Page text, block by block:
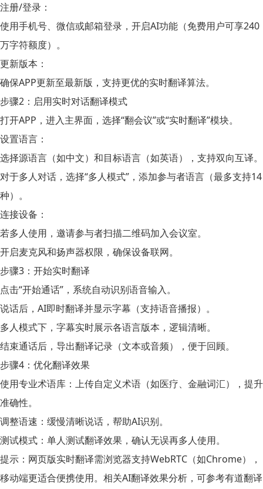
注册/登录：
使用手机号、微信或邮箱登录，开启AI功能（免费用户可享240
万字符额度）。
更新版本：
确保APP更新至最新版，支持更优的实时翻译算法。
步骤2：启用实时对话翻译模式
打开APP，进入主界面，选择“翻会议”或“实时翻译”模块。
设置语言：
选择源语言（如中文）和目标语言（如英语），支持双向互译。
对于多人对话，选择“多人模式”，添加参与者语言（最多支持14
种）。
连接设备：
若多人使用，邀请参与者扫描二维码加入会议室。
开启麦克风和扬声器权限，确保设备联网。
步骤3：开始实时翻译
点击“开始通话”，系统自动识别语音输入。
说话后，AI即时翻译并显示字幕（支持语音播报）。
多人模式下，字幕实时展示各语言版本，逻辑清晰。
结束通话后，导出翻译记录（文本或音频），便于回顾。
步骤4：优化翻译效果
使用专业术语库：上传自定义术语（如医疗、金融词汇），提升
准确性。
调整语速：缓慢清晰说话，帮助AI识别。
测试模式：单人测试翻译效果，确认无误再多人使用。
提示：网页版实时翻译需浏览器支持WebRTC（如Chrome），
移动端更适合便携使用。相关AI翻译效果分析，可参考有道翻译